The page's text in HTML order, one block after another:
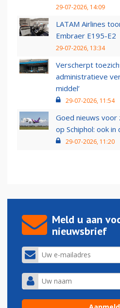
29-07-2026, 14:09
LATAM Airlines
Embraer E195-E2
29-07-2026, 13:34
Verscherpt
administratieve
middel’
29-07-2026, 11:54
Goed nieuws
op Schiphol: ook
29-07-2026, 11:20
Meld u aan
nieuwsbrief